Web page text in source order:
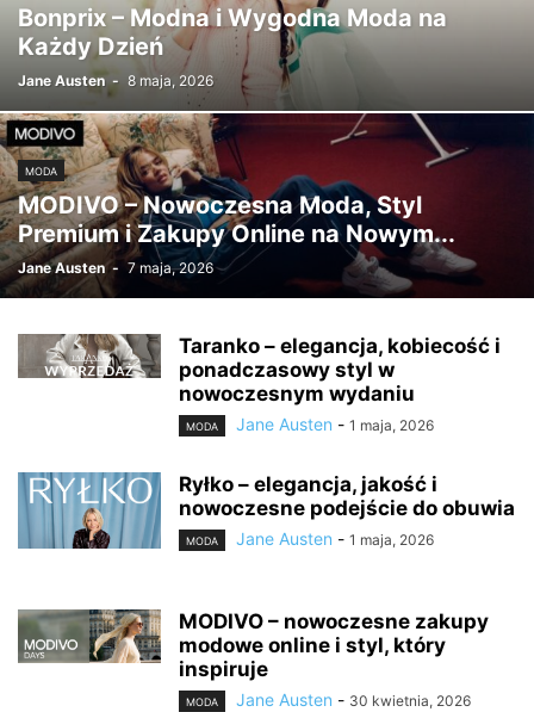
Bonprix – Modna i Wygodna Moda na
Każdy Dzień
Jane Austen - 8 maja, 2026
MODA
MODIVO – Nowoczesna Moda, Styl
Premium i Zakupy Online na Nowym...
Jane Austen - 7 maja, 2026
Taranko – elegancja, kobiecość i
ponadczasowy styl w
nowoczesnym wydaniu
MODA Jane Austen - 1 maja, 2026
Ryłko – elegancja, jakość i
nowoczesne podejście do obuwia
MODA Jane Austen - 1 maja, 2026
MODIVO – nowoczesne zakupy
modowe online i styl, który
inspiruje
MODA Jane Austen - 30 kwietnia, 2026